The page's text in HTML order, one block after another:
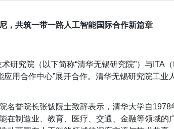
，共筑一带一路人工智能国际合作新篇章
术研究院 （以下简称“清华无锡研究院”） 与 ITA
应用合作中心”展开合作。清华无锡研究院工业
名誉院长张钹院士致辞表示，清华大学自1978
在制造业、 教育、医疗、交通、金融等领域的